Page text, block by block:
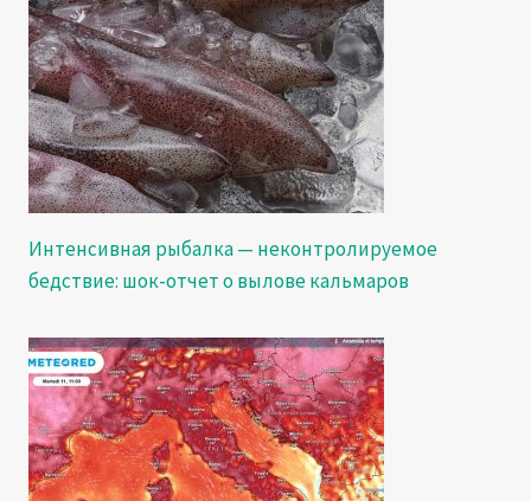
Интенсивная рыбалка — неконтролируемое
бедствие: шок-отчет о вылове кальмаров